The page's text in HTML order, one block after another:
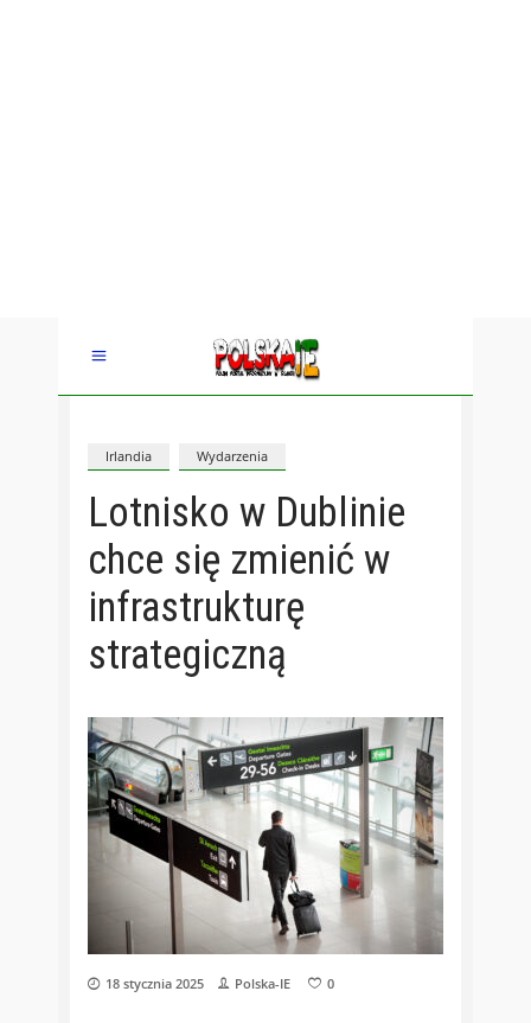
Irlandia Wydarzenia
Lotnisko w Dublinie
chce się zmienić w
infrastrukturę
strategiczną
18 stycznia 2025 Polska-IE 0